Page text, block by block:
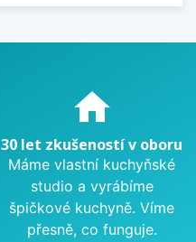
home
30 let zkušeností v oboru
Máme vlastní kuchyňské
studio a vyrábíme
špičkové kuchyně. Víme
přesně, co funguje.